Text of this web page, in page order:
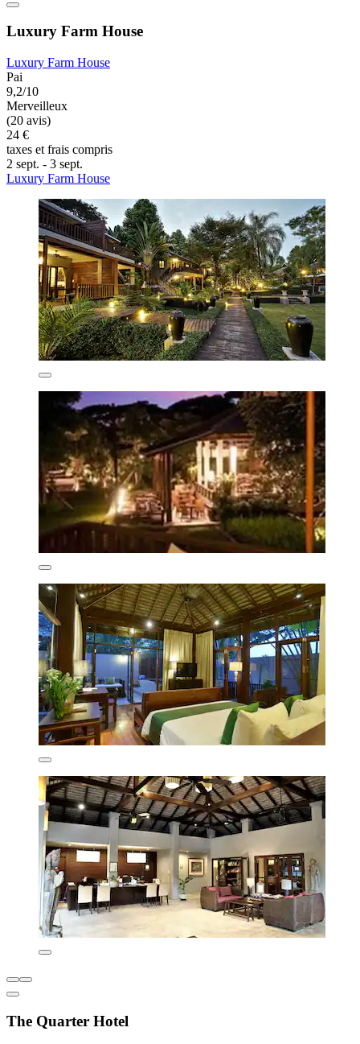
Luxury Farm House
Luxury Farm House
Pai
9,2/10
Merveilleux
(20 avis)
24 €
taxes et frais compris
2 sept. - 3 sept.
Luxury Farm House
The Quarter Hotel